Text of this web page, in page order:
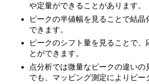
や定量ができることがあります。
ピークの半値幅を見ることで結
できます。
ピークのシフト量を見ることで、
とができます。
点分析では微量なピークの違いの
でも、マッピング測定によりピー